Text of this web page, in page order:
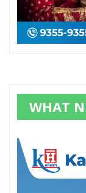
WHAT